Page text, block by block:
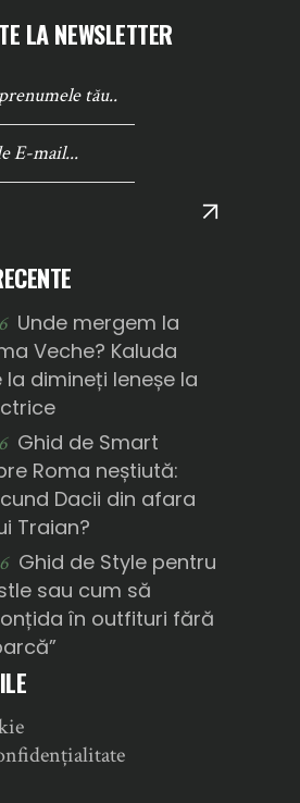
LA NEWSLETTER
Unde mergem la
Veche? Kaluda
la dimineți leneșe la
Ghid de Smart
Roma neștiută:
Dacii din afara
Traian?
Ghid de Style pentru
sau cum să
în outfituri fără